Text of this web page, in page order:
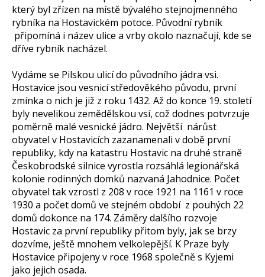
který byl zřízen na místě bývalého stejnojmenného
rybníka na Hostavickém potoce. Původní rybník
připomíná i název ulice a vrby okolo naznačují, kde se
dříve rybník nacházel.
Vydáme se Pilskou ulicí do původního jádra vsi.
Hostavice jsou vesnicí středověkého původu, první
zmínka o nich je již z roku 1432. Až do konce 19. století
byly nevelikou zemědělskou vsí, což dodnes potvrzuje
poměrně malé vesnické jádro. Největší nárůst
obyvatel v Hostavicích zazanamenali v době první
republiky, kdy na katastru Hostavic na druhé straně
Českobrodské silnice vyrostla rozsáhlá legionářská
kolonie rodinných domků nazvaná Jahodnice. Počet
obyvatel tak vzrostl z 208 v roce 1921 na 1161 v roce
1930 a počet domů ve stejném období z pouhých 22
domů dokonce na 174. Záměry dalšího rozvoje
Hostavic za první republiky přitom byly, jak se brzy
dozvíme, ještě mnohem velkolepější. K Praze byly
Hostavice připojeny v roce 1968 společně s Kyjemi
jako jejich osada.